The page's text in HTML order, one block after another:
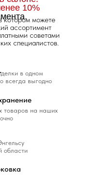
товаров на наших
в одном
всегда выгодно
области
10%
котором можете
ассортимент
советами
специалистов.